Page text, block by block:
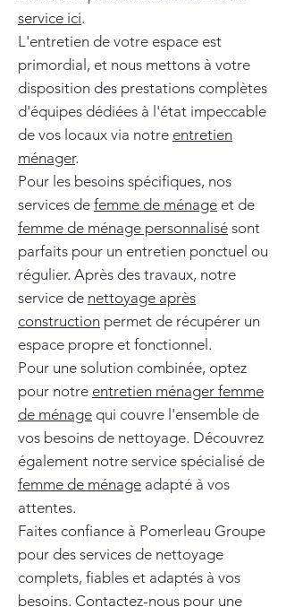
service ici.
L'entretien de votre espace est
primordial, et nous mettons à votre
disposition des prestations complètes
d'équipes dédiées à l'état impeccable
de vos locaux via notre entretien
ménager.
Pour les besoins spécifiques, nos
services de femme de ménage et de
femme de ménage personnalisé sont
parfaits pour un entretien ponctuel ou
régulier. Après des travaux, notre
service de nettoyage après
construction permet de récupérer un
espace propre et fonctionnel.
Pour une solution combinée, optez
pour notre entretien ménager femme
de ménage qui couvre l'ensemble de
vos besoins de nettoyage. Découvrez
également notre service spécialisé de
femme de ménage adapté à vos
attentes.
Faites confiance à Pomerleau Groupe
pour des services de nettoyage
complets, fiables et adaptés à vos
besoins. Contactez-nous pour une